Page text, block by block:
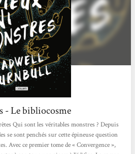
- Le bibliocosme
Qui sont les véritables monstres ? Depuis
se sont penchés sur cette épineuse question
Avec ce premier tome de « Convergence »,